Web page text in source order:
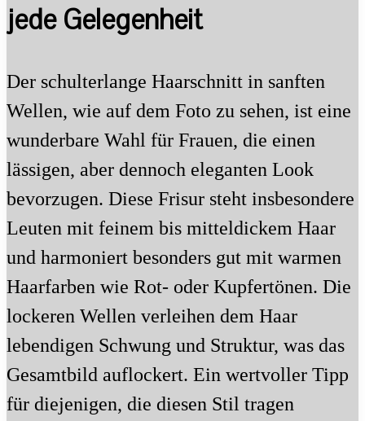
jede Gelegenheit
Der schulterlange Haarschnitt in sanften
Wellen, wie auf dem Foto zu sehen, ist eine
wunderbare Wahl für Frauen, die einen
lässigen, aber dennoch eleganten Look
bevorzugen. Diese Frisur steht insbesondere
Leuten mit feinem bis mitteldickem Haar
und harmoniert besonders gut mit warmen
Haarfarben wie Rot- oder Kupfertönen. Die
lockeren Wellen verleihen dem Haar
lebendigen Schwung und Struktur, was das
Gesamtbild auflockert. Ein wertvoller Tipp
für diejenigen, die diesen Stil tragen